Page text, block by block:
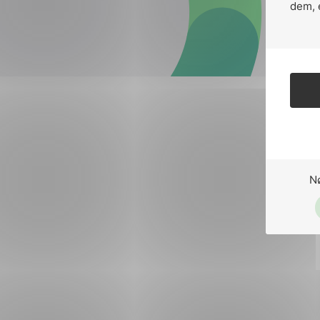
dem,
Forsvar og beredskap
Industri og automatisering
Lavspenning
Maritime elinstallasjoner